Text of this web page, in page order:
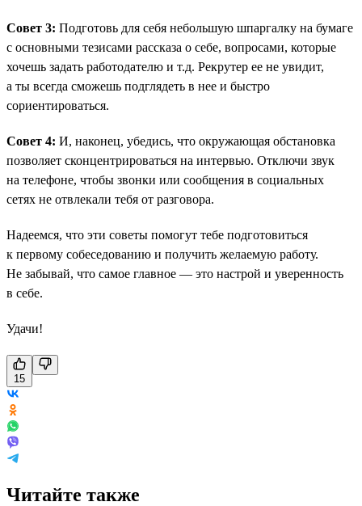
Совет 3: Подготовь для себя небольшую шпаргалку на бумаге
с основными тезисами рассказа о себе, вопросами, которые
хочешь задать работодателю и т.д. Рекрутер ее не увидит,
а ты всегда сможешь подглядеть в нее и быстро
сориентироваться.
Совет 4: И, наконец, убедись, что окружающая обстановка
позволяет сконцентрироваться на интервью. Отключи звук
на телефоне, чтобы звонки или сообщения в социальных
сетях не отвлекали тебя от разговора.
Надеемся, что эти советы помогут тебе подготовиться
к первому собеседованию и получить желаемую работу.
Не забывай, что самое главное — это настрой и уверенность
в себе.
Удачи!
15
Читайте также